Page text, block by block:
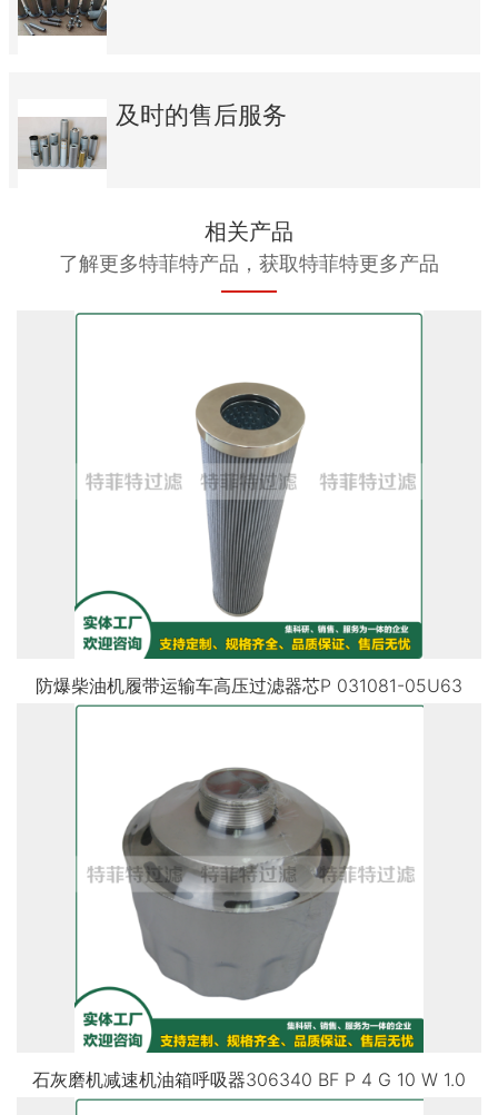
及时的售后服务
相关产品
了解更多特菲特产品，获取特菲特更多产品
防爆柴油机履带运输车高压过滤器芯P 031081-05U63
石灰磨机减速机油箱呼吸器306340 BF P 4 G 10 W 1.0